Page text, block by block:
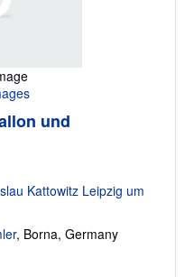
und
Kattowitz Leipzig um
, Borna, Germany